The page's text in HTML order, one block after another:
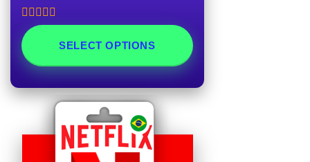
Rated5.00
out of 5
SELECT OPTIONS